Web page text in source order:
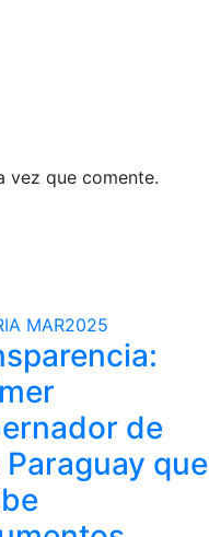
vez que comente.
MAR2025
de
que